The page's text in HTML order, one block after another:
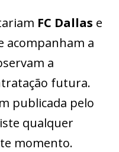
FC Dallas e
acompanham a
a
futura.
publicada pelo
qualquer
momento.